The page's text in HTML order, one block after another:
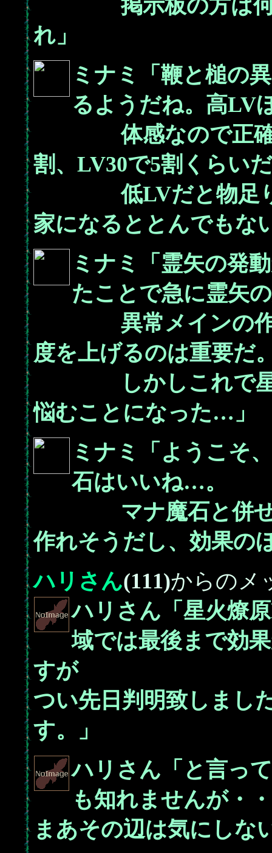
掲示板の方は何か
れ」
ミナミ「鞭と槌の
るようだね。高LV
体感なので正確な
割、LV30で5割くらい
低LVだと物足りな
家になるととんでもな
ミナミ「霊矢の発
たことで急に霊矢
異常メインの作戦
度を上げるのは重要だ
しかしこれで星火
悩むことになった…」
ミナミ「ようこそ
石はいいね…。
マナ魔石と併せて
作れそうだし、効果の
ハリさん(111)からのメ
ハリさん「星火燎
域では最後まで効
すが
つい先日判明致しまし
す。」
ハリさん「と言っ
も知れませんが・
まあその辺は気にしな